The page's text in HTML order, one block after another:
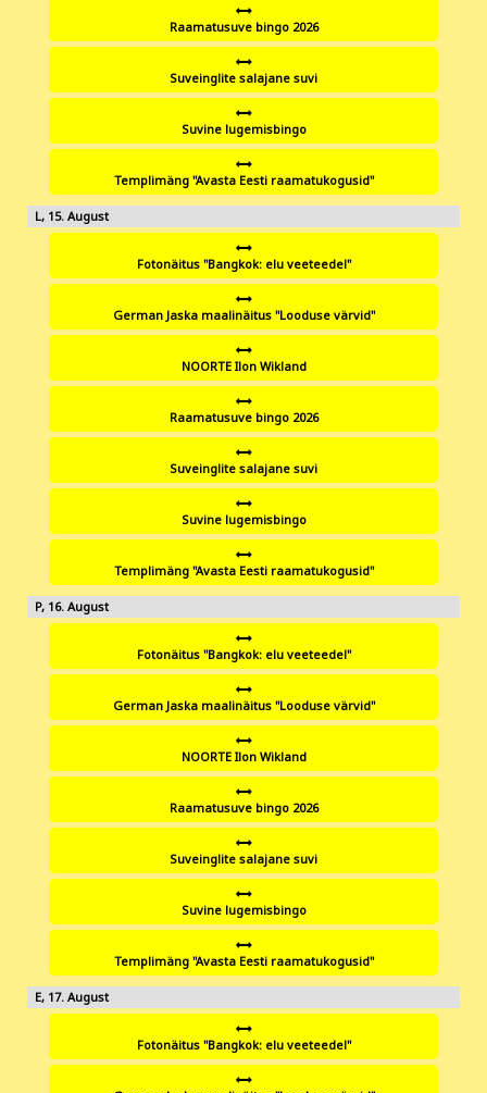
Raamatusuve bingo 2026
Suveinglite salajane suvi
Suvine lugemisbingo
Templimäng "Avasta Eesti raamatukogusid"
15
Fotonäitus "Bangkok: elu veeteedel"
German Jaska maalinäitus "Looduse värvid"
NOORTE Ilon Wikland
Raamatusuve bingo 2026
Suveinglite salajane suvi
Suvine lugemisbingo
Templimäng "Avasta Eesti raamatukogusid"
16
Fotonäitus "Bangkok: elu veeteedel"
German Jaska maalinäitus "Looduse värvid"
NOORTE Ilon Wikland
Raamatusuve bingo 2026
Suveinglite salajane suvi
Suvine lugemisbingo
Templimäng "Avasta Eesti raamatukogusid"
17
Fotonäitus "Bangkok: elu veeteedel"